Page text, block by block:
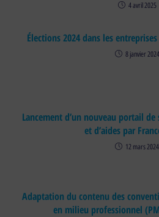
4 avril 2025
Élections 2024 dans les
8 janvier 2024
Lancement d’un nouveau portail
et d’aides par
12 mars 2024
Adaptation du contenu des
en milieu professionnel